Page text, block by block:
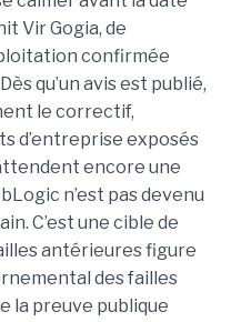
Vir Gogia, de
confirmée
qu’un avis est publié,
le correctif,
d’entreprise exposés
encore une
n’est pas devenu
C’est une cible de
antérieures figure
des failles
la preuve publique